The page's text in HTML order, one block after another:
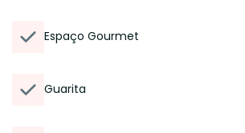
Espaço Gourmet
Guarita